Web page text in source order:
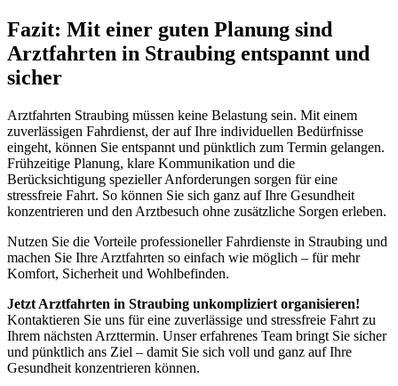
Fazit: Mit einer guten Planung sind
Arztfahrten in Straubing entspannt und
sicher
Arztfahrten Straubing müssen keine Belastung sein. Mit einem
zuverlässigen Fahrdienst, der auf Ihre individuellen Bedürfnisse
eingeht, können Sie entspannt und pünktlich zum Termin gelangen.
Frühzeitige Planung, klare Kommunikation und die
Berücksichtigung spezieller Anforderungen sorgen für eine
stressfreie Fahrt. So können Sie sich ganz auf Ihre Gesundheit
konzentrieren und den Arztbesuch ohne zusätzliche Sorgen erleben.
Nutzen Sie die Vorteile professioneller Fahrdienste in Straubing und
machen Sie Ihre Arztfahrten so einfach wie möglich – für mehr
Komfort, Sicherheit und Wohlbefinden.
Jetzt Arztfahrten in Straubing unkompliziert organisieren!
Kontaktieren Sie uns für eine zuverlässige und stressfreie Fahrt zu
Ihrem nächsten Arzttermin. Unser erfahrenes Team bringt Sie sicher
und pünktlich ans Ziel – damit Sie sich voll und ganz auf Ihre
Gesundheit konzentrieren können.